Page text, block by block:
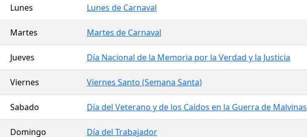
Lunes Lunes de Carnaval
Martes Martes de Carnaval
Jueves Día Nacional de la Memoria por la Verdad y la Justicia
Viernes Viernes Santo (Semana Santa)
Sabado Día del Veterano y de los Caídos en la Guerra de Malvinas
Domingo Día del Trabajador